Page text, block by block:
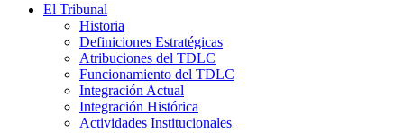
El Tribunal
Historia
Definiciones Estratégicas
Atribuciones del TDLC
Funcionamiento del TDLC
Integración Actual
Integración Histórica
Actividades Institucionales